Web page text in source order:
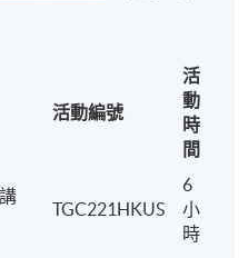
活動編號
活
動
時
間
TGC221HKUS
6
小
時